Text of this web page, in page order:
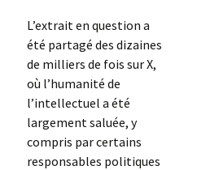
L’extrait en question a
été partagé des dizaines
de milliers de fois sur X,
où l’humanité de
l’intellectuel a été
largement saluée, y
compris par certains
responsables politiques